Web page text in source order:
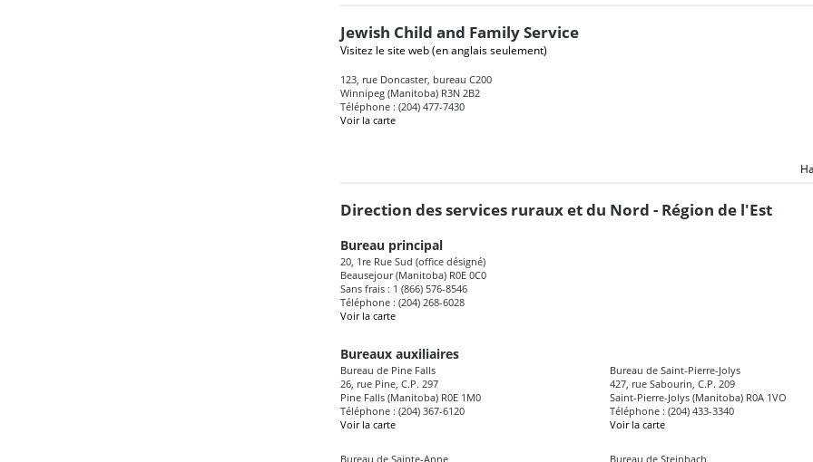
Jewish Child and Family Service
Visitez le site web(en anglais seulement)
123, rue Doncaster, bureau C200
Winnipeg (Manitoba) R3N 2B2
Téléphone : (204) 477-7430
Voir la carte
Direction des services ruraux et du Nord - Région de l'Est
Bureau principal
20, 1re Rue Sud (office désigné)
Beausejour (Manitoba) R0E 0C0
Sans frais : 1 (866) 576-8546
Téléphone : (204) 268-6028
Voir la carte
Bureaux auxiliaires
Bureau de Pine Falls
26, rue Pine, C.P. 297
Pine Falls (Manitoba) R0E 1M0
Téléphone : (204) 367-6120
Voir la carte
Bureau de Sainte-Anne
Bureau de Saint-Pierre-Jolys
427, rue Sabourin, C.P. 209
Saint-Pierre-Jolys (Manitoba) R0A 1VO
Téléphone : (204) 433-3340
Voir la carte
Bureau de Steinbach